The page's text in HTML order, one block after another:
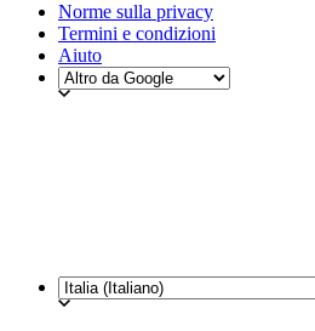
Norme sulla privacy
Termini e condizioni
Aiuto